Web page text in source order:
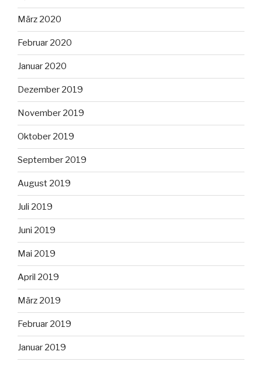
März 2020
Februar 2020
Januar 2020
Dezember 2019
November 2019
Oktober 2019
September 2019
August 2019
Juli 2019
Juni 2019
Mai 2019
April 2019
März 2019
Februar 2019
Januar 2019